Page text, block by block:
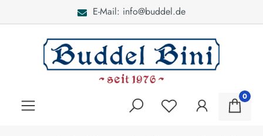
E-Mail: info@buddel.de
0